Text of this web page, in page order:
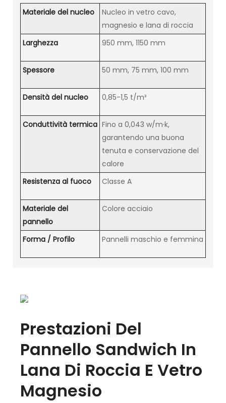
Materiale del nucleo
Nucleo in vetro cavo,
magnesio e lana di roccia
Larghezza
950 mm, 1150 mm
Spessore 50 mm, 75 mm, 100 mm
Densità del nucleo 0,85-1,5 t/m³
Conduttività termica Fino a 0,043 w/m·k,
garantendo una buona
tenuta e conservazione del
calore
Resistenza al fuoco
Classe A
Materiale del
pannello
Colore acciaio
Forma / Profilo Pannelli maschio e femmina
Prestazioni Del
Pannello Sandwich In
Lana Di Roccia E Vetro
Magnesio